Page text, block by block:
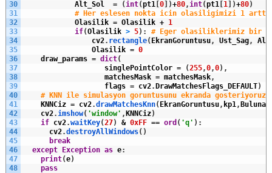
30
31
32
33
34
35
36
37
38
39
40
41
42
43
44
45
46
47
48
Alt_Sol
= (int(pt1 [0 )+80,int(pt1 1 )+80)
# Her eslesen nokta icin olasiligimizi 1
Olasilik = Olasilik + 1
if(Olasilik > 5) :
# Eger olasiliklerimiz bir
cv2. rectangle( EkranGoruntusu, Ust_Sag,
Olasilik = 0
draw_params = dict(
singlePointColor = (255,0,0) ,
matchesMask = matchesMask,
flags = cv2. DrawMatchesFlags_DEFAULT)
# KNN ile simulasyon goruntusunu ekranda gosteriyoruz.
KNNCiz = cv2.drawMatchesKnn( EkranGoruntusu, kp1,
cv2.imshow( 'window' , KNNCiz)
if cv2.waitKey(27) & 0xFF == ord ( 'q' ) :
cv2.destroyAllWindows( )
break
except
Exception as e:
print(e)
pass